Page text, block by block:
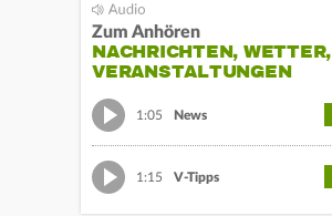
Zum Anhören
NACHRICHTEN, WETTER,
VERANSTALTUNGEN
1:05 News
1:15 V-Tipps